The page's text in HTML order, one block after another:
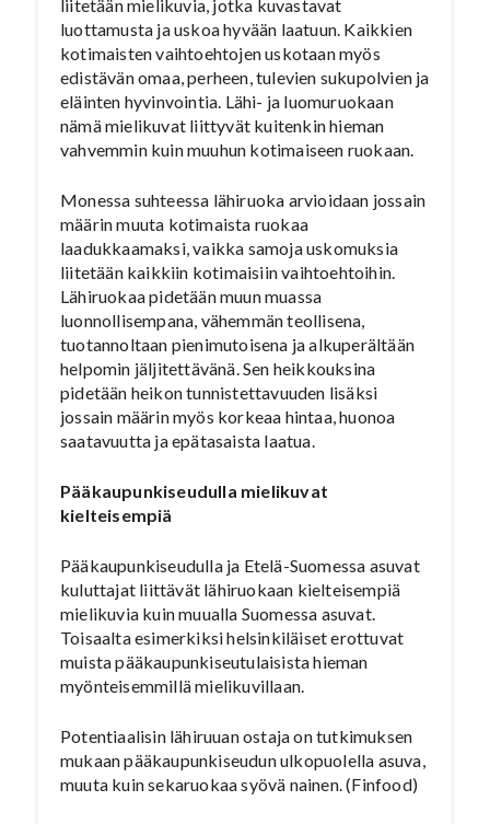
liitetään mielikuvia, jotka kuvastavat
luottamusta ja uskoa hyvään laatuun. Kaikkien
kotimaisten vaihtoehtojen uskotaan myös
edistävän omaa, perheen, tulevien sukupolvien ja
eläinten hyvinvointia. Lähi- ja luomuruokaan
nämä mielikuvat liittyvät kuitenkin hieman
vahvemmin kuin muuhun kotimaiseen ruokaan.
Monessa suhteessa lähiruoka arvioidaan jossain
määrin muuta kotimaista ruokaa
laadukkaamaksi, vaikka samoja uskomuksia
liitetään kaikkiin kotimaisiin vaihtoehtoihin.
Lähiruokaa pidetään muun muassa
luonnollisempana, vähemmän teollisena,
tuotannoltaan pienimutoisena ja alkuperältään
helpomin jäljitettävänä. Sen heikkouksina
pidetään heikon tunnistettavuuden lisäksi
jossain määrin myös korkeaa hintaa, huonoa
saatavuutta ja epätasaista laatua.
Pääkaupunkiseudulla mielikuvat
kielteisempiä
Pääkaupunkiseudulla ja Etelä-Suomessa asuvat
kuluttajat liittävät lähiruokaan kielteisempiä
mielikuvia kuin muualla Suomessa asuvat.
Toisaalta esimerkiksi helsinkiläiset erottuvat
muista pääkaupunkiseutulaisista hieman
myönteisemmillä mielikuvillaan.
Potentiaalisin lähiruuan ostaja on tutkimuksen
mukaan pääkaupunkiseudun ulkopuolella asuva,
muuta kuin sekaruokaa syövä nainen. (Finfood)